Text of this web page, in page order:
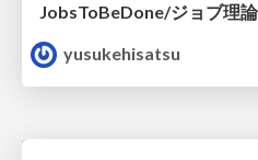
JobsToBeDone/ジョブ理
yusukehisatsu